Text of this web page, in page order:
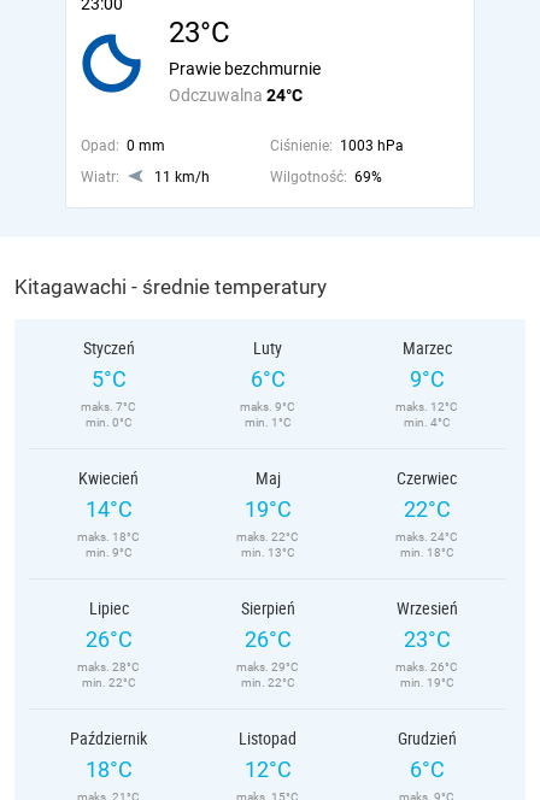
23°C
Odczuwalna 24°C
Prawie bezchmurnie
Opad: 0 mm Ciśnienie: 1003 hPa
Wiatr:
11 km/h Wilgotność: 69%
Kitagawachi - średnie temperatury
Styczeń
5°C
maks. 7°C
min. 0°C
Luty
6°C
maks. 9°C
min. 1°C
Marzec
9°C
maks. 12°C
min. 4°C
Kwiecień
14°C
maks. 18°C
min. 9°C
Maj
19°C
maks. 22°C
min. 13°C
Czerwiec
22°C
maks. 24°C
min. 18°C
Lipiec
26°C
maks. 28°C
min. 22°C
Sierpień
26°C
maks. 29°C
min. 22°C
Wrzesień
23°C
maks. 26°C
min. 19°C
Październik
18°C
maks. 21°C
Listopad
12°C
maks. 15°C
Grudzień
6°C
maks. 9°C